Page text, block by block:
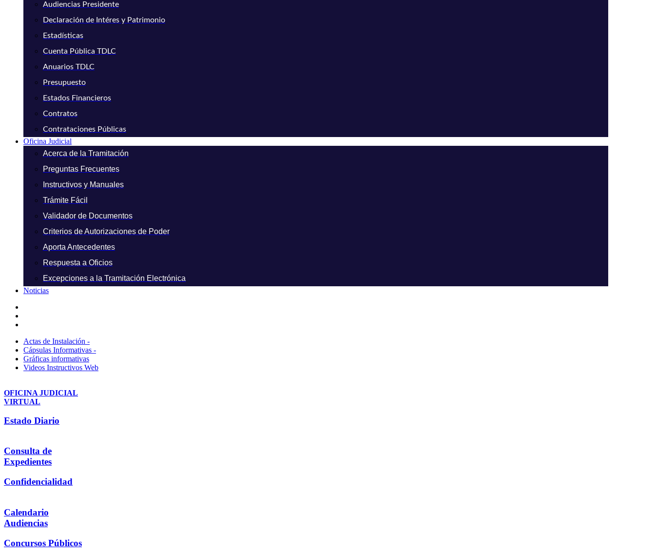
Audiencias Presidente
Declaración de Intéres y Patrimonio
Estadísticas
Cuenta Pública TDLC
Anuarios TDLC
Presupuesto
Estados Financieros
Contratos
Contrataciones Públicas
Oficina Judicial
Acerca de la Tramitación
Preguntas Frecuentes
Instructivos y Manuales
Trámite Fácil
Validador de Documentos
Criterios de Autorizaciones de Poder
Aporta Antecedentes
Respuesta a Oficios
Excepciones a la Tramitación Electrónica
Noticias
Actas de Instalación -
Cápsulas Informativas -
Gráficas informativas
Videos Instructivos Web
OFICINA JUDICIAL
VIRTUAL
Estado Diario
Consulta de
Expedientes
Confidencialidad
Calendario
Audiencias
Concursos Públicos